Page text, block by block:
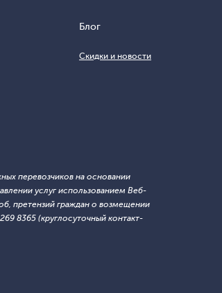
Блог
Скидки и новости
перевозчиков на основании
услуг использованием Веб-
претензий граждан о возмещении
8365 (круглосуточный контакт-